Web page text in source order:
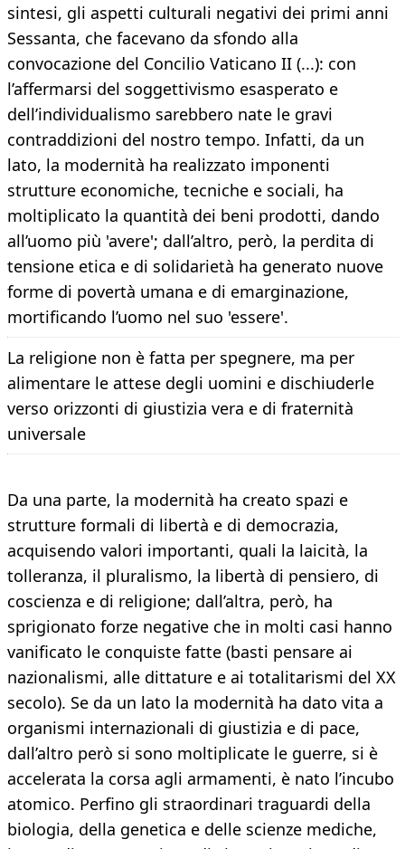
sintesi, gli aspetti culturali negativi dei primi anni
Sessanta, che facevano da sfondo alla
convocazione del Concilio Vaticano II (...): con
l’affermarsi del soggettivismo esasperato e
dell’individualismo sarebbero nate le gravi
contraddizioni del nostro tempo. Infatti, da un
lato, la modernità ha realizzato imponenti
strutture economiche, tecniche e sociali, ha
moltiplicato la quantità dei beni prodotti, dando
all’uomo più 'avere'; dall’altro, però, la perdita di
tensione etica e di solidarietà ha generato nuove
forme di povertà umana e di emarginazione,
mortificando l’uomo nel suo 'essere'.
La religione non è fatta per spegnere, ma per
alimentare le attese degli uomini e dischiuderle
verso orizzonti di giustizia vera e di fraternità
universale
Da una parte, la modernità ha creato spazi e
strutture formali di libertà e di democrazia,
acquisendo valori importanti, quali la laicità, la
tolleranza, il pluralismo, la libertà di pensiero, di
coscienza e di religione; dall’altra, però, ha
sprigionato forze negative che in molti casi hanno
vanificato le conquiste fatte (basti pensare ai
nazionalismi, alle dittature e ai totalitarismi del XX
secolo). Se da un lato la modernità ha dato vita a
organismi internazionali di giustizia e di pace,
dall’altro però si sono moltiplicate le guerre, si è
accelerata la corsa agli armamenti, è nato l’incubo
atomico. Perfino gli straordinari traguardi della
biologia, della genetica e delle scienze mediche,